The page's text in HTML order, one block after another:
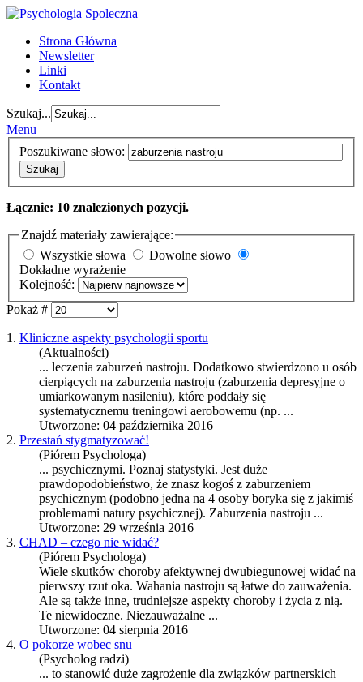
Strona Główna
Newsletter
Linki
Kontakt
Szukaj...
Menu
Poszukiwane słowo:
Szukaj
Łącznie: 10 znalezionych pozycji.
Znajdź materiały zawierające:
Wszystkie słowa
Dowolne słowo
Dokładne wyrażenie
Kolejność:
Pokaż #
1. Kliniczne aspekty psychologii sportu
(Aktualności)
... leczenia zaburzeń nastroju. Dodatkowo stwierdzono u osób
cierpiących na zaburzenia nastroju (zaburzenia depresyjne o
umiarkowanym nasileniu), które poddały się
systematycznemu treningowi aerobowemu (np. ...
Utworzone: 04 października 2016
2. Przestań stygmatyzować!
(Piórem Psychologa)
... psychicznymi. Poznaj statystyki. Jest duże
prawdopodobieństwo, że znasz kogoś z zaburzeniem
psychicznym (podobno jedna na 4 osoby boryka się z jakimiś
problemami natury psychicznej). Zaburzenia nastroju ...
Utworzone: 29 września 2016
3. CHAD – czego nie widać?
(Piórem Psychologa)
Wiele skutków choroby afektywnej dwubiegunowej widać na
pierwszy rzut oka. Wahania nastroju są łatwe do zauważenia.
Ale są także inne, trudniejsze aspekty choroby i życia z nią.
Te niewidoczne. Niezauważalne ...
Utworzone: 04 sierpnia 2016
4. O pokorze wobec snu
(Psycholog radzi)
... to stanowić duże zagrożenie dla związków partnerskich